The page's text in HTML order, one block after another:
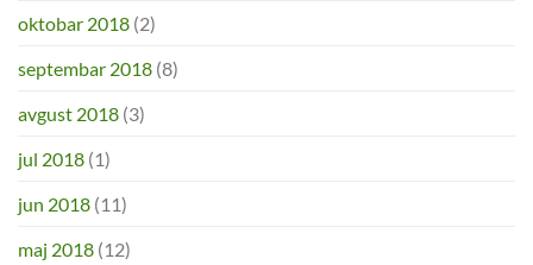
oktobar 2018 (2)
septembar 2018 (8)
avgust 2018 (3)
jul 2018 (1)
jun 2018 (11)
maj 2018 (12)